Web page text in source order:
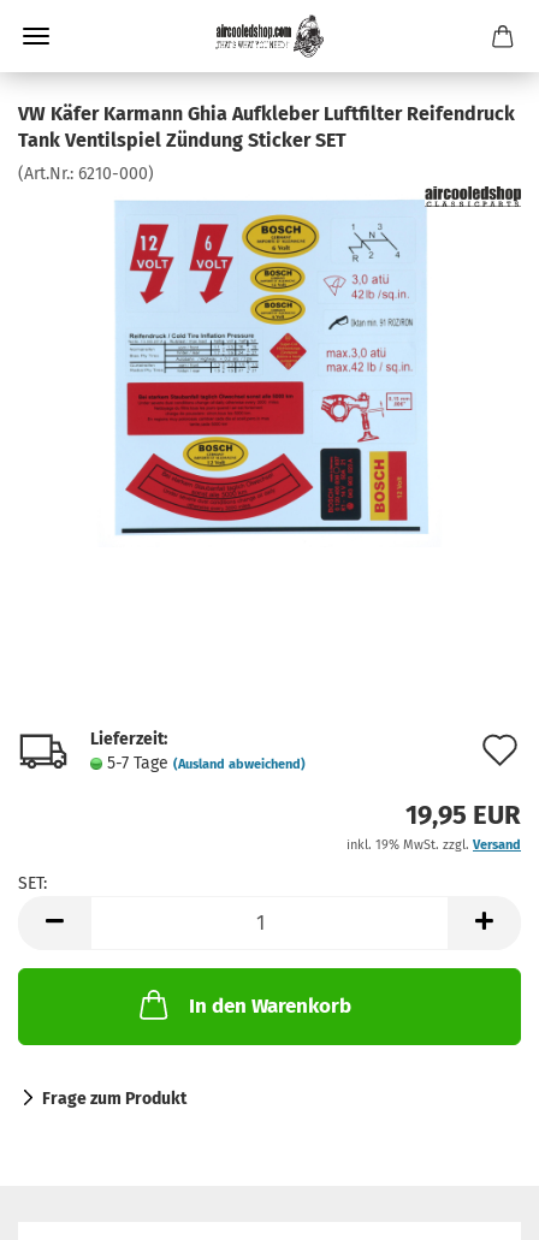
VW Käfer Karmann Ghia Aufkleber Luftfilter Reifendruck
Tank Ventilspiel Zündung Sticker SET
(Art.Nr.: 6210-000)
Lieferzeit:
5-7 Tage (Ausland abweichend)
19,95 EUR
inkl. 19% MwSt. zzgl. Versand
SET:
In den Warenkorb
Frage zum Produkt